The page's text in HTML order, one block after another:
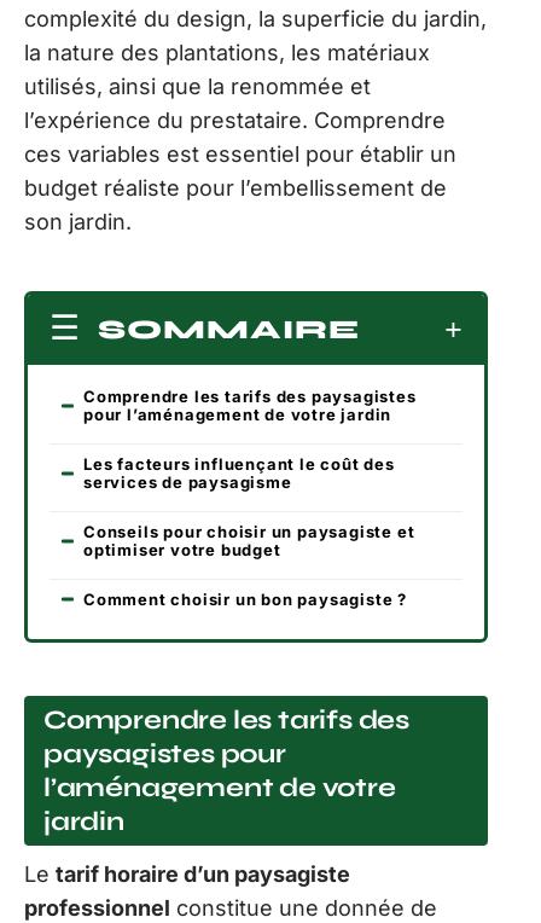
complexité du design, la superficie du jardin,
la nature des plantations, les matériaux
utilisés, ainsi que la renommée et
l’expérience du prestataire. Comprendre
ces variables est essentiel pour établir un
budget réaliste pour l’embellissement de
son jardin.
SOMMAIRE
Comprendre les tarifs des paysagistes
pour l’aménagement de votre jardin
Les facteurs influençant le coût des
services de paysagisme
Conseils pour choisir un paysagiste et
optimiser votre budget
Comment choisir un bon paysagiste ?
Comprendre les tarifs des
paysagistes pour
l’aménagement de votre
jardin
Le tarif horaire d’un paysagiste
professionnel constitue une donnée de